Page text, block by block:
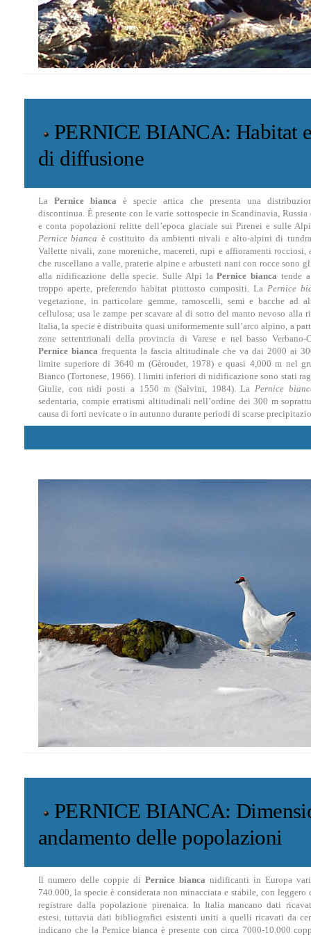
PERNICE BIANCA: Habitat
di diffusione
La Pernice bianca è specie artica che presenta una
discontinua. È presente con le varie sottospecie in Scandinavia, Russia
e conta popolazioni relitte dell’epoca glaciale sui Pirenei e sulle
Pernice bianca è costituito da ambienti nivali e alto-alpini di
Vallette nivali, zone moreniche, macereti, rupi e affioramenti rocciosi,
che ruscellano a valle, praterie alpine e arbusteti nani con rocce sono
alla nidificazione della specie. Sulle Alpi laPernice bianca tende
troppo aperte, preferendo habitat piuttosto compositi. La Pernice
vegetazione, in particolare gemme, ramoscelli, semi e bacche ad
cellulosa; usa le zampe per scavare al di sotto del manto nevoso alla
Italia, la specie è distribuita quasi uniformemente sull’arco alpino, a
zone settentrionali della provincia di Varese e nel basso Verbano-
Pernice bianca frequenta la fascia altitudinale che va dai 2000 ai
limite superiore di 3640 m (Gèroudet, 1978) e quasi 4,000 m nel
Bianco (Tortonese, 1966). I limiti inferiori di nidificazione sono stati
Giulie, con nidi posti a 1550 m (Salvini, 1984). LaPernice
sedentaria, compie erratismi altitudinali nell’ordine dei 300 m
causa di forti nevicate o in autunno durante periodi di scarse
PERNICE BIANCA:
andamento delle popolazioni
Il numero delle coppie di Pernice bianca nidificanti in Europa
740.000, la specie è considerata non minacciata e stabile, con leggero
registrare dalla popolazione pirenaica. In Italia mancano dati
estesi, tuttavia dati bibliografici esistenti uniti a quelli ricavati da
indicano che la Pernice bianca è presente con circa 7000-10.000